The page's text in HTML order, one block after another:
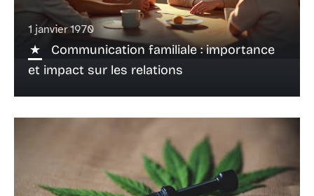
1 janvier 1970
Communication familiale : importance
et impact sur les relations